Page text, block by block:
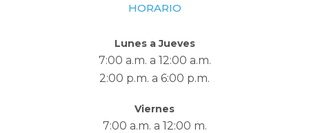
HORARIO
Lunes a Jueves
7:00 a.m. a 12:00 a.m.
2:00 p.m. a 6:00 p.m.
Viernes
7:00 a.m. a 12:00 m.